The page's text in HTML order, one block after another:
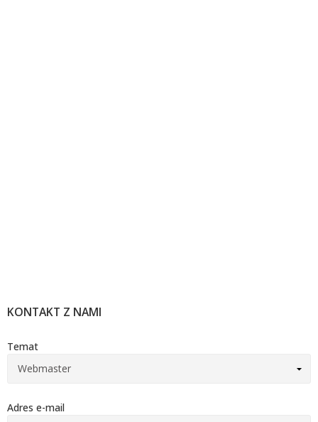
KONTAKT Z NAMI
Temat
Adres e-mail